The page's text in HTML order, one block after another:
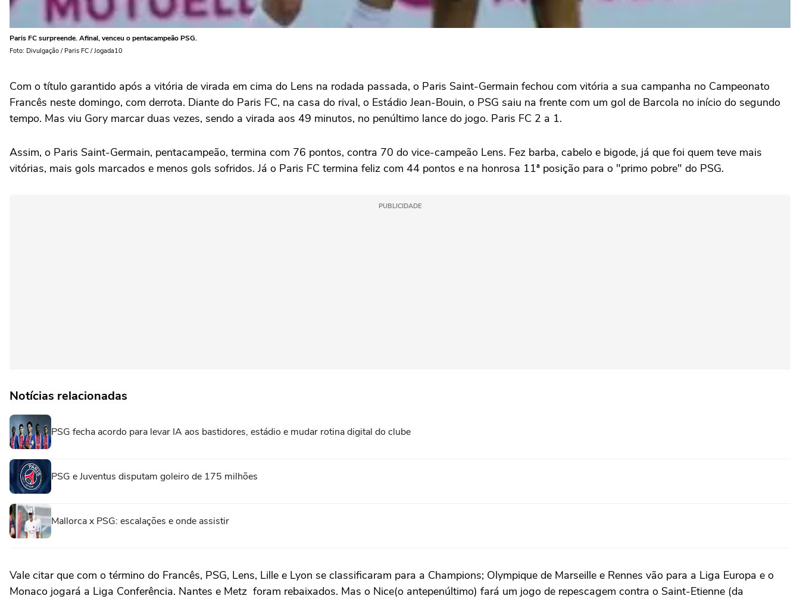
Paris FC surpreende. Afinal, venceu o pentacampeão PSG.
Foto: Divulgação / Paris FC / Jogada10
Com o título garantido após a vitória de virada em cima do Lens na rodada passada, o Paris Saint-Germain fechou com vitória a sua campanha no Campeonato
Francês neste domingo, com derrota. Diante do Paris FC, na casa do rival, o Estádio Jean-Bouin, o PSG saiu na frente com um gol de Barcola no início do segundo
tempo. Mas viu Gory marcar duas vezes, sendo a virada aos 49 minutos, no penúltimo lance do jogo. Paris FC 2 a 1.
Assim, o Paris Saint-Germain, pentacampeão, termina com 76 pontos, contra 70 do vice-campeão Lens. Fez barba, cabelo e bigode, já que foi quem teve mais
vitórias, mais gols marcados e menos gols sofridos. Já o Paris FC termina feliz com 44 pontos e na honrosa 11ª posição para o "primo pobre" do PSG.
PUBLICIDADE
Notícias relacionadas
PSG fecha acordo para levar IA aos bastidores, estádio e mudar rotina digital do clube
PSG e Juventus disputam goleiro de 175 milhões
Mallorca x PSG: escalações e onde assistir
Vale citar que com o término do Francês, PSG, Lens, Lille e Lyon se classificaram para a Champions; Olympique de Marseille e Rennes vão para a Liga Europa e o
Monaco jogará a Liga Conferência. Nantes e Metz foram rebaixados. Mas o Nice(o antepenúltimo) fará um jogo de repescagem contra o Saint-Etienne (da